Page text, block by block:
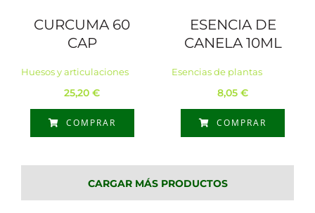
CURCUMA 60
CAP
Huesos y articulaciones
25,20€
COMPRAR
ESENCIA DE
CANELA 10ML
Esencias de plantas
8,05 €
COMPRAR
CARGAR MÁS PRODUCTOS